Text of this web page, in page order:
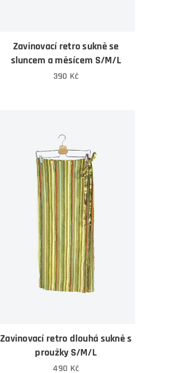
Zavinovací retro sukně se
sluncem a měsícem S/M/L
390 Kč
Zavinovací retro dlouhá sukně s
proužky S/M/L
490 Kč